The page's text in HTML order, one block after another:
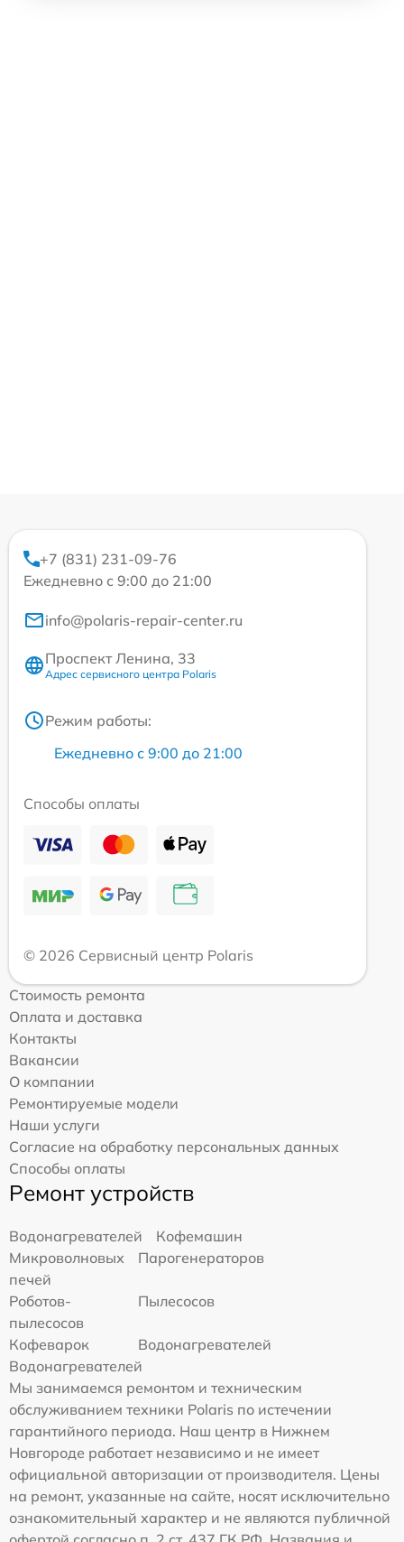
+7 (831) 231-09-76
Ежедневно с 9:00 до 21:00
info@polaris-repair-center.ru
Проспект Ленина, 33
Адрес сервисного центра Polaris
Режим работы:
Ежедневно с 9:00 до 21:00
Способы оплаты
© 2026 Сервисный центр Polaris
Стоимость ремонта
Оплата и доставка
Контакты
Вакансии
О компании
Ремонтируемые модели
Наши услуги
Согласие на обработку персональных данных
Способы оплаты
Ремонт устройств
Водонагревателей
Кофемашин
Микроволновых
печей
Парогенераторов
Роботов-
пылесосов
Пылесосов
Кофеварок
Водонагревателей
Водонагревателей
Мы занимаемся ремонтом и техническим
обслуживанием техники Polaris по истечении
гарантийного периода. Наш центр в Нижнем
Новгороде работает независимо и не имеет
официальной авторизации от производителя. Цены
на ремонт, указанные на сайте, носят исключительно
ознакомительный характер и не являются публичной